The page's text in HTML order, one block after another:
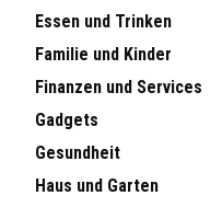
Essen und Trinken
Familie und Kinder
Finanzen und Services
Gadgets
Gesundheit
Haus und Garten